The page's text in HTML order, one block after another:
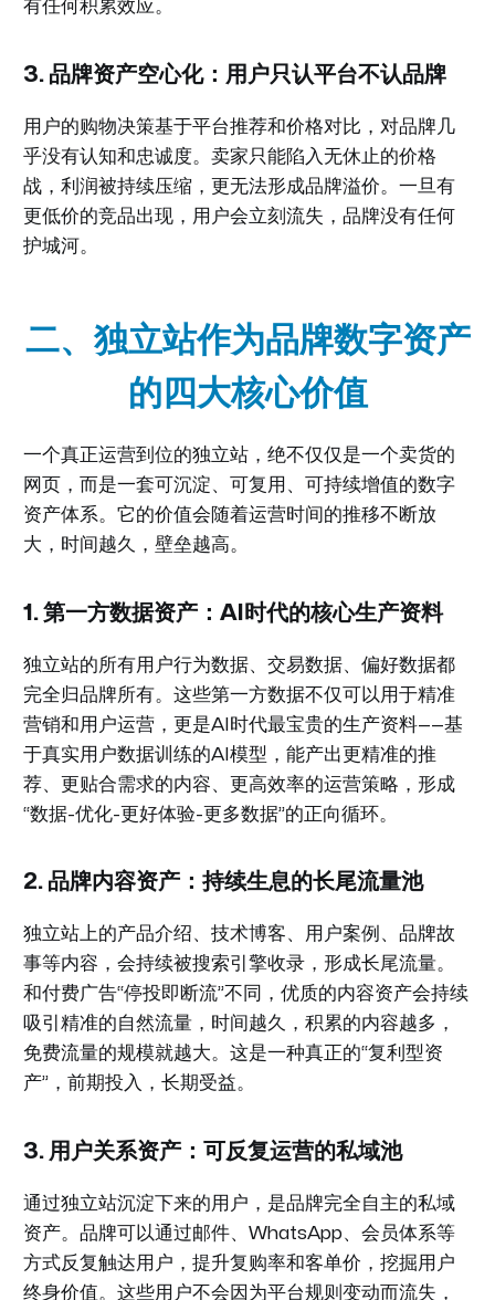
有任何积累效应。
3. 品牌资产空心化：用户只认平台不认品牌
用户的购物决策基于平台推荐和价格对比，对品牌几
乎没有认知和忠诚度。卖家只能陷入无休止的价格
战，利润被持续压缩，更无法形成品牌溢价。一旦有
更低价的竞品出现，用户会立刻流失，品牌没有任何
护城河。
二、独立站作为品牌数字资产
的四大核心价值
一个真正运营到位的独立站，绝不仅仅是一个卖货的
网页，而是一套可沉淀、可复用、可持续增值的数字
资产体系。它的价值会随着运营时间的推移不断放
大，时间越久，壁垒越高。
1. 第一方数据资产：AI时代的核心生产资料
独立站的所有用户行为数据、交易数据、偏好数据都
完全归品牌所有。这些第一方数据不仅可以用于精准
营销和用户运营，更是AI时代最宝贵的生产资料——基
于真实用户数据训练的AI模型，能产出更精准的推
荐、更贴合需求的内容、更高效率的运营策略，形成
“数据-优化-更好体验-更多数据”的正向循环。
2. 品牌内容资产：持续生息的长尾流量池
独立站上的产品介绍、技术博客、用户案例、品牌故
事等内容，会持续被搜索引擎收录，形成长尾流量。
和付费广告“停投即断流”不同，优质的内容资产会持续
吸引精准的自然流量，时间越久，积累的内容越多，
免费流量的规模就越大。这是一种真正的“复利型资
产”，前期投入，长期受益。
3. 用户关系资产：可反复运营的私域池
通过独立站沉淀下来的用户，是品牌完全自主的私域
资产。品牌可以通过邮件、WhatsApp、会员体系等
方式反复触达用户，提升复购率和客单价，挖掘用户
终身价值。这些用户不会因为平台规则变动而流失，